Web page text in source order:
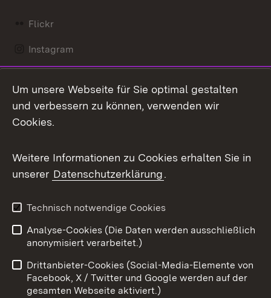
Flickr
Instagram
Mastodon
Messenger
Social Wall
X / Twitter
Youtube
Benutzungshinweise
Barrierefreiheit
Datenschutz
Cookies
Um unsere Webseite für Sie optimal gestalten
und verbessern zu können, verwenden wir
Cookies.
Weitere Informationen zu Cookies erhalten Sie in
unserer Datenschutzerklärung.
Technisch notwendige Cookies
Analyse-Cookies (Die Daten werden ausschließlich
anonymisiert verarbeitet.)
Drittanbieter-Cookies (Social-Media-Elemente von
Facebook, X / Twitter und Google werden auf der
gesamten Webseite aktiviert.)